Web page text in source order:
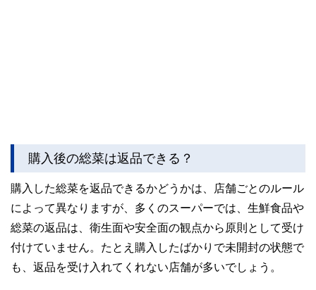
購入後の総菜は返品できる？
購入した総菜を返品できるかどうかは、店舗ごとのルール
によって異なりますが、多くのスーパーでは、生鮮食品や
総菜の返品は、衛生面や安全面の観点から原則として受け
付けていません。たとえ購入したばかりで未開封の状態で
も、返品を受け入れてくれない店舗が多いでしょう。